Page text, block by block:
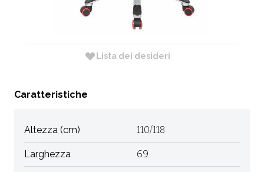
RICHIEDI INFORMAZIONI
Lista dei desideri
Caratteristiche
Altezza (cm) 110/118
Larghezza 69